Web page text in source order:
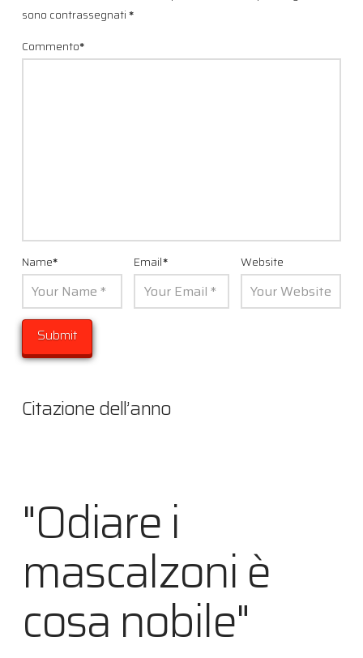
sono contrassegnati*
Commento*
Name* Email* Website
Citazione dell’anno
"Odiare i
mascalzoni è
cosa nobile"